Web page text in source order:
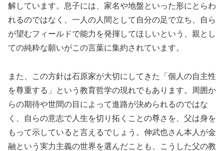
解しています。息子には、家名や地盤といった形にとらわ
れるのではなく、一人の人間として自分の足で立ち、自ら
が望むフィールドで能力を発揮してほしいという、親とし
ての純粋な願いがこの言葉に集約されています。
また、この方針は石原家が大切にしてきた「個人の自主性
を尊重する」という教育哲学の現れでもあります。周囲か
らの期待や世間の目によって進路が決められるのではな
く、自らの意志で人生を切り拓くことの尊さを、父は身を
もって示していると言えるでしょう。伸武也さん本人が金
融という実力主義の世界を選んだことも、こうした父の教